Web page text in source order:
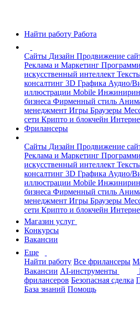
Найти работу Работа
Сайты Дизайн Продвижение
Реклама и Маркетинг
искусственный интеллект
консалтинг 3D Графика Аудио/
иллюстрации Mobile
бизнеса Фирменный стиль
менеджмент Игры Браузеры
сети Крипто и блокчейн
Фрилансеры
Сайты Дизайн Продвижение
Реклама и Маркетинг
искусственный интеллект
консалтинг 3D Графика Аудио/
иллюстрации Mobile
бизнеса Фирменный стиль
менеджмент Игры Браузеры
сети Крипто и блокчейн
Магазин услуг
Конкурсы
Вакансии
Еще
Найти работу Все фрилансеры
Вакансии AI-инструменты
фрилансеров Безопасная сделка
База знаний Помощь